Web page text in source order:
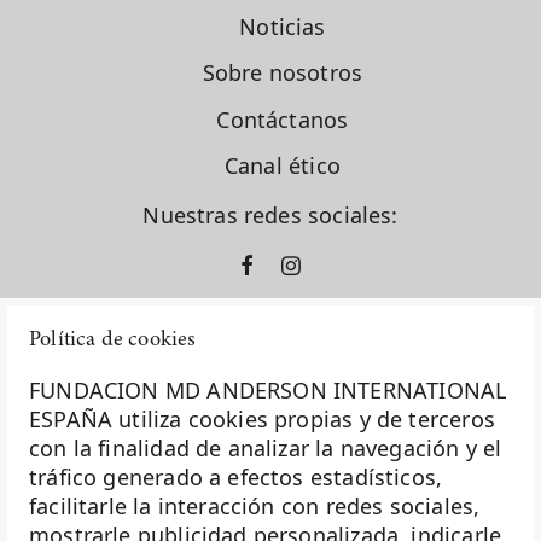
Política de cookies
FUNDACION MD ANDERSON INTERNATIONAL
ESPAÑA utiliza cookies propias y de terceros
con la finalidad de analizar la navegación y el
tráfico generado a efectos estadísticos,
facilitarle la interacción con redes sociales,
mostrarle publicidad personalizada, indicarle
Dra. Gema Moreno Bueno
Dra. Laura García Estévez
Dra. Natalia Carballo
Dra. Pilar López Criado
ensayos clínicos
evento solidario
formación
fundación diversión solidaria
Fundación Excelentia
Fundación MD Anderson España
Fundación Siglo Futuro
Gastroenterología
Ginecología
Noticias
Sobre nosotros
Contáctanos
Canal ético
Nuestras redes sociales:
La Fundación MD Anderson España - Hospiten es
miembro de laAsociación Española de Fundaciones